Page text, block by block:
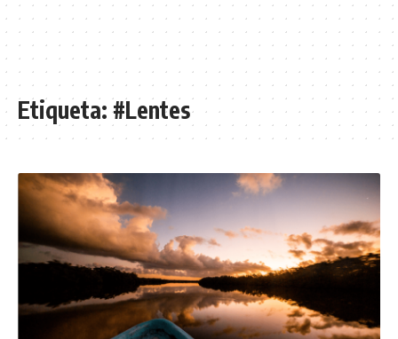
Etiqueta:#Lentes